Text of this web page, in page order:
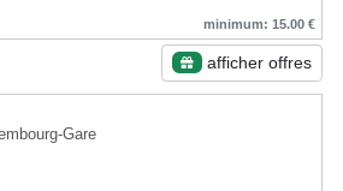
minimum: 15.00 €
afficher offres
Gare